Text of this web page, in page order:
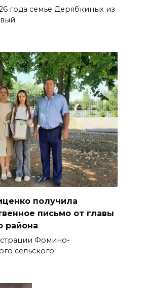
года семье Дерябкиных из
получила
письмо от главы
района
Фомино-
сельского